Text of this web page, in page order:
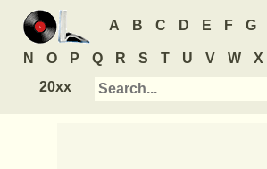
A B C D E F G
N O P Q R S T U V W X
20xx